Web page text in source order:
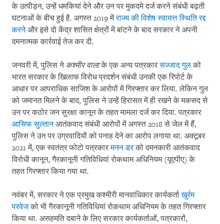
के उत्पीड़न, उन्हें धमकियां देने और उन पर मुकदमे दर्ज करने संबंधी बढ़ती
घटनाओं के बीच हुई है. अगस्त 2019 मेंराज्य की विशेष स्वायत्त स्थिति रद्द
करनेऔर इसे दो केंद्र शासित क्षेत्रों में बांटने के बाद सरकार ने अपनी
दमनात्मक कार्रवाई तेज कर दी.
जनवरी में, पुलिस ने कश्मीर वालाके एक अन्य पत्रकारसज्जाद गुलको
भारत सरकार के खिलाफ विरोध प्रदर्शन संबंधी उनकी एक रिपोर्ट के
आधार पर आपराधिक साजिश के आरोपों में गिरफ्तार कर लिया. लेकिन गुल
को जमानत मिलने के बाद, पुलिस ने उन्हें हिरासत में ही रखने के मकसद से
उन पर कठोर जन सुरक्षा कानून के तहत मामला दर्ज कर दिया. पत्रकार
आसिफ सुल्तानआतंकवाद संबंधी आरोपों में अगस्त 2018 से जेल में हैं,
पुलिस ने उन पर उग्रवादियों को पनाह देने का आरोप लगाया था. अक्टूबर
2021 में, एक स्वतंत्र फोटो पत्रकारमनन डरको दमनकारी आतंकवाद
विरोधी कानून, गैरकानूनी गतिविधियां रोकथाम अधिनियम (यूएपीए) के
तहत गिरफ्तार किया गया था.
नवंबर में, सरकार ने एक प्रमुख कश्मीरी मानवाधिकार कार्यकर्ताखुर्रम
परवेजको भी गैरकानूनी गतिविधियां रोकथाम अधिनियम के तहत गिरफ्तार
किया था. असहमति दबाने के लिए सरकार कार्यकर्ताओं, पत्रकारों,